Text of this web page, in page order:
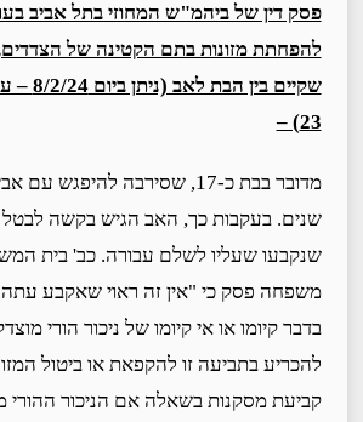
פסק דין של ביהמ"ש המחוזי בתל אביב
להפחתת מזונות בתם הקטינה של
23) –
שנים. בעקבות כך, האב הגיש בקשה לבטל
שנקבעו שעליו לשלם עבורה. כב' בית
משפחה פסק כי "אין זה ראוי שאקבע עתה
בדבר קיומו או אי קיומו של ניכור הורי
להכריע בתביעה זו להקפאת או ביטול
קביעת מסקנות בשאלה אם הניכור ההורי